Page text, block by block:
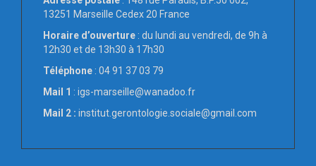
13251 Marseille Cedex 20 France
Horaire d’ouverture : du lundi au vendredi, de 9h à
12h30 et de 13h30 à 17h30
Téléphone : 04 91 37 03 79
Mail 1 : igs-marseille@wanadoo.fr
Mail 2 : institut.gerontologie.sociale@gmail.com